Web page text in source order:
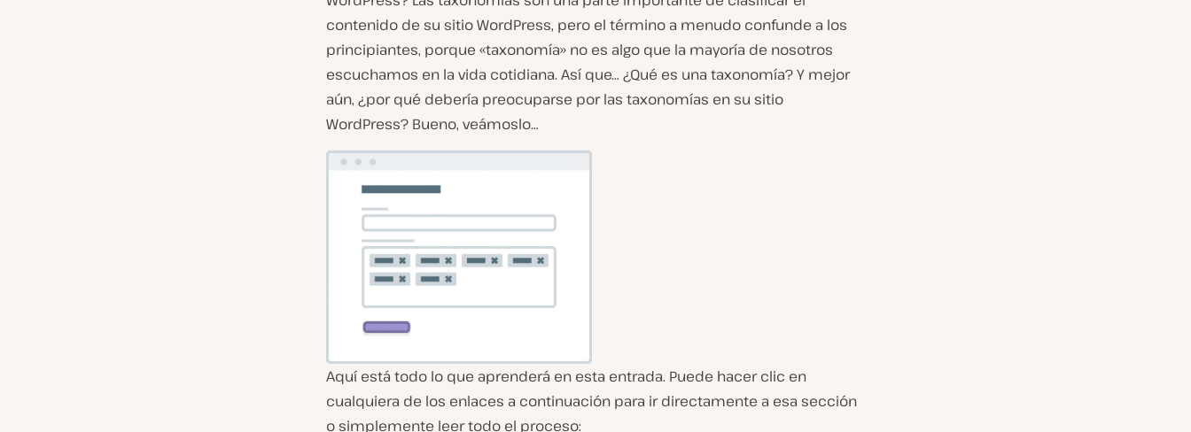
contenido de su sitio WordPress, pero el término a menudo confunde a los
principiantes, porque «taxonomía» no es algo que la mayoría de nosotros
escuchamos en la vida cotidiana. Así que… ¿Qué es una taxonomía? Y mejor
aún, ¿por qué debería preocuparse por las taxonomías en su sitio
WordPress? Bueno, veámoslo…
Aquí está todo lo que aprenderá en esta entrada. Puede hacer clic en
cualquiera de los enlaces a continuación para ir directamente a esa sección
o simplemente leer todo el proceso: